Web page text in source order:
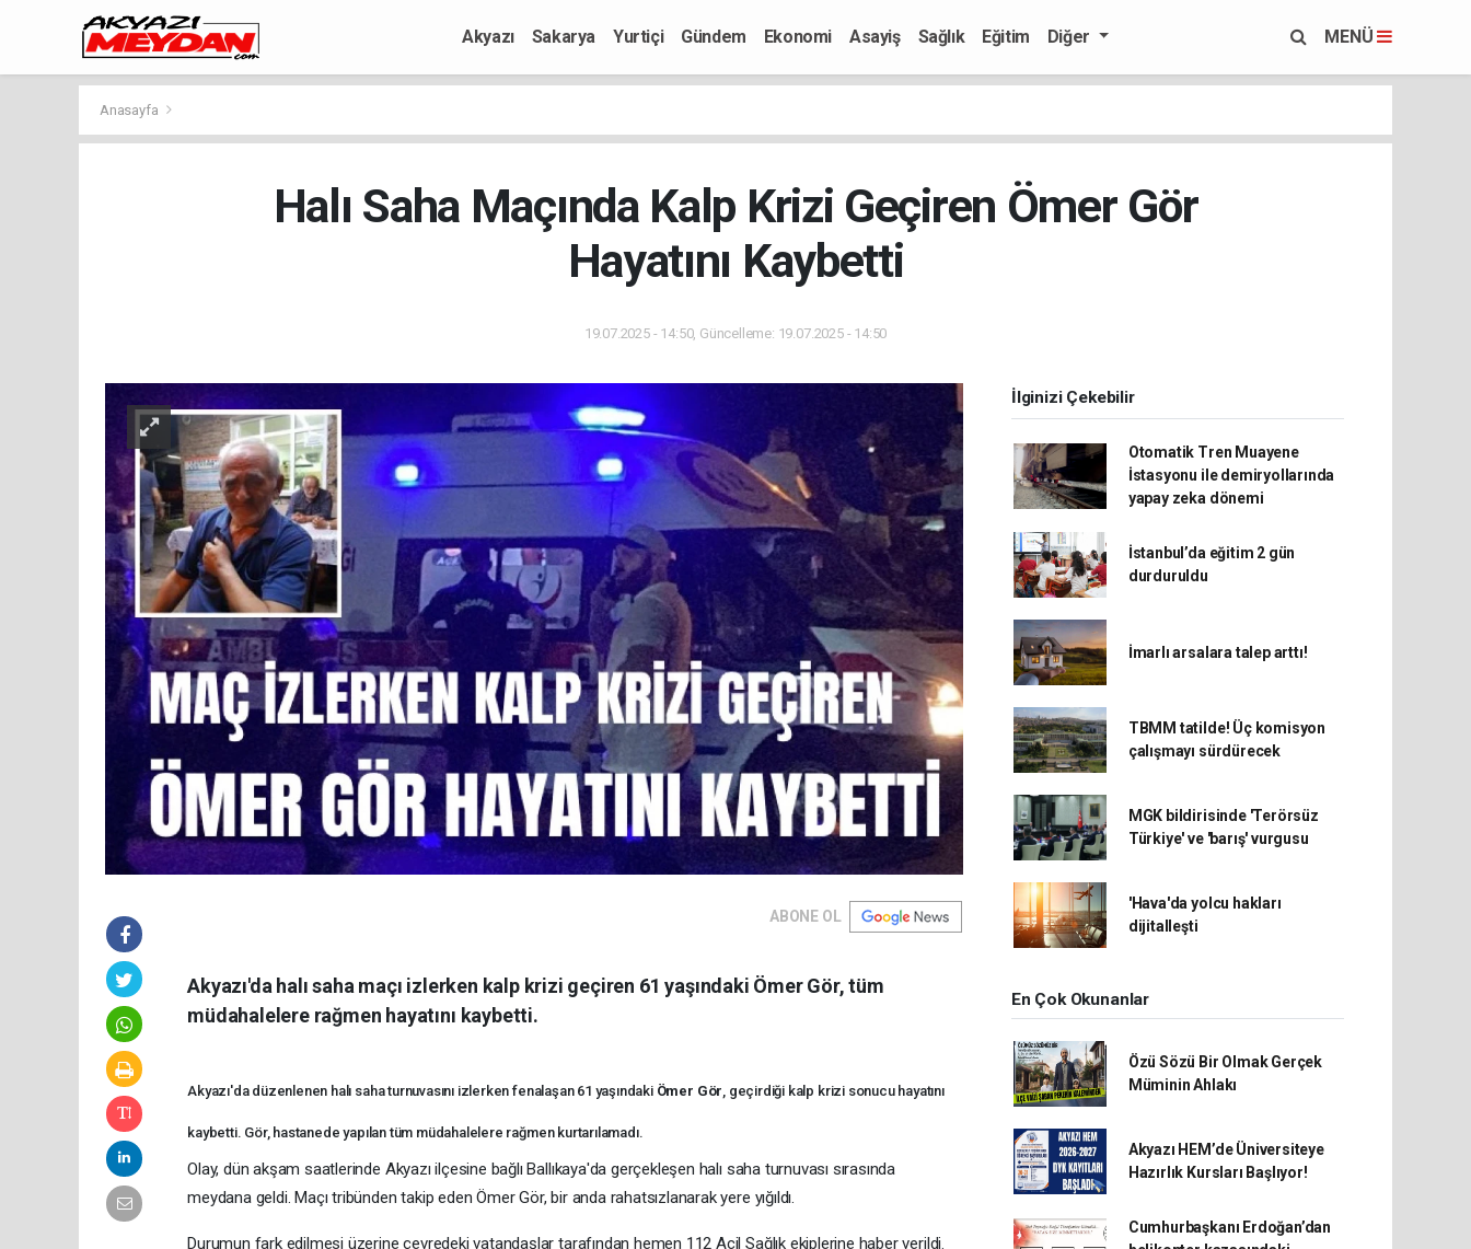
Akyazı Sakarya Yurtiçi Gündem Ekonomi Asayiş Sağlık Eğitim Diğer MENÜ
Anasayfa
Halı Saha Maçında Kalp Krizi Geçiren Ömer Gör
Hayatını Kaybetti
19.07.2025 - 14:50, Güncelleme: 19.07.2025 - 14:50
ABONE OL
Akyazı'da halı saha maçı izlerken kalp krizi geçiren 61 yaşındaki Ömer Gör, tüm
müdahalelere rağmen hayatını kaybetti.
Akyazı'da düzenlenen halı saha turnuvasını izlerken fenalaşan 61 yaşındaki Ömer Gör, geçirdiği kalp krizi sonucu hayatını
kaybetti. Gör, hastanede yapılan tüm müdahalelere rağmen kurtarılamadı.
Olay, dün akşam saatlerinde Akyazı ilçesine bağlı Ballıkaya'da gerçekleşen halı saha turnuvası sırasında
meydana geldi. Maçı tribünden takip eden Ömer Gör, bir anda rahatsızlanarak yere yığıldı.
Durumun fark edilmesi üzerine çevredeki vatandaşlar tarafından hemen 112 Acil Sağlık ekiplerine haber verildi.
İlginizi Çekebilir
Otomatik Tren Muayene
İstasyonu ile demiryollarında
yapay zeka dönemi
İstanbul’da eğitim 2 gün
durduruldu
İmarlı arsalara talep arttı!
TBMM tatilde! Üç komisyon
çalışmayı sürdürecek
MGK bildirisinde 'Terörsüz
Türkiye' ve 'barış' vurgusu
'Hava'da yolcu hakları
dijitalleşti
En Çok Okunanlar
Özü Sözü Bir Olmak Gerçek
Müminin Ahlakı
Akyazı HEM’de Üniversiteye
Hazırlık Kursları Başlıyor!
Cumhurbaşkanı Erdoğan’dan